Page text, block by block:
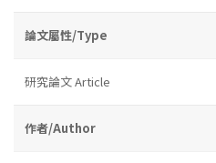
論文屬性/Type
研究論文 Article
作者/Author